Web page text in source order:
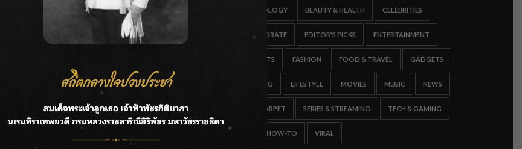
ชลประทานเชียงใหม่เร่งพร่องน้ำแม่น้ำปิง รับมวลน้ำเหนือ ย้ำ
ฟาดลุคใหม่! “แบม พิชญานิน” แดนซ์สับทุกจังหวะ ชวนแฟนๆ
กรมชลฯ รับฟังประชาชน ติดตามแก้ปัญหาโครงการประตู
ระบายน้ำศรีสองรักฯ
‘แมน การิน’ แชร์ความเชื่อชวนคิด! “อยากกินอะไรหลังจาก
ลาโลกนี้ ให้ใส่บาตรสิ่งนั้นไว้ตอนยังมีชีวิต”
ASTROLOGY BEAUTY & HEALTH CELEBRITIES
CORPORATE EDITOR'S PICKS ENTERTAINMENT
ESPORTS FASHION FOOD & TRAVEL GADGETS
GAMING LIFESTYLE MOVIES MUSIC NEWS
RED CARPET SERIES & STREAMING TECH & GAMING
TIPS & HOW-TO VIRAL